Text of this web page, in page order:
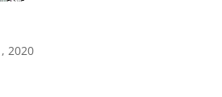
2020